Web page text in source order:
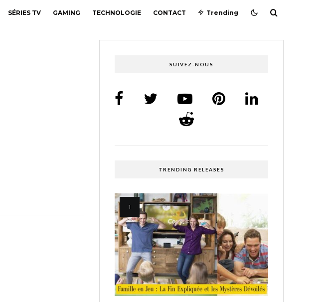
SÉRIES TV GAMING TECHNOLOGIE CONTACT Trending
SUIVEZ-NOUS
TRENDING RELEASES